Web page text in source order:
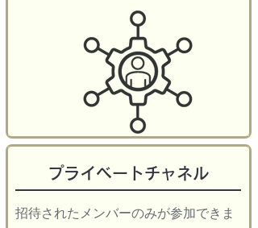
プライベートチャネル
招待されたメンバーのみが参加できま